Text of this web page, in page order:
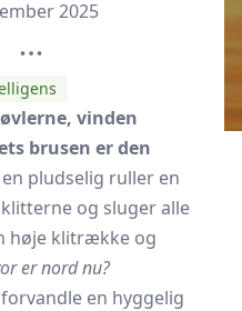
2025
vinden
brusen er den
pludselig ruller en
og sluger alle
høje klitrække og
er nord nu?
en hyggelig